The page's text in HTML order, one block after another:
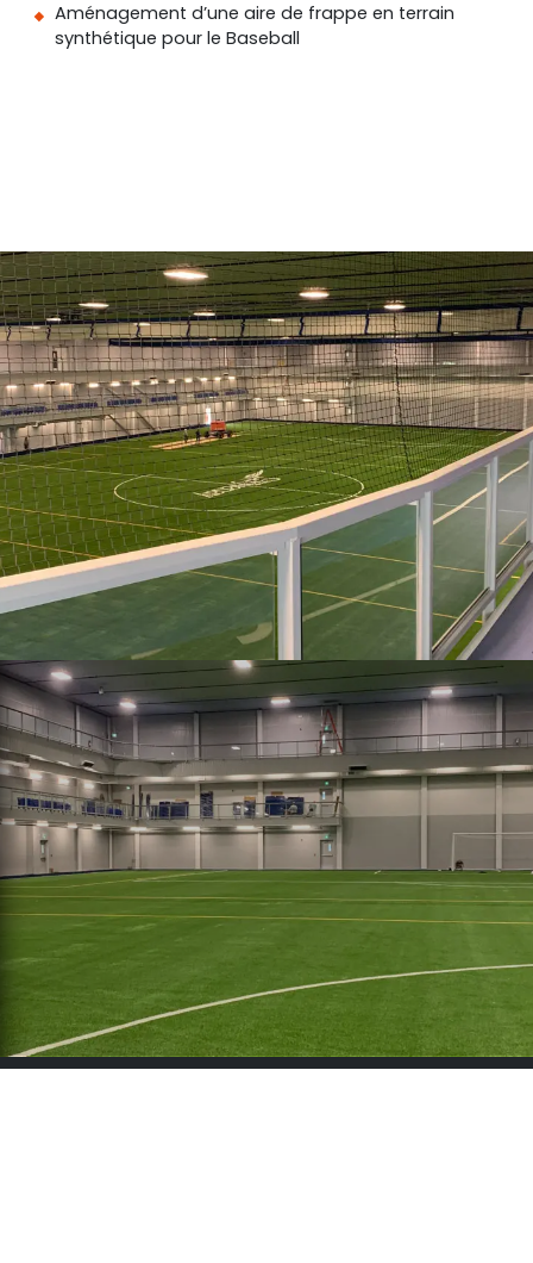
Aménagement d’une aire de frappe en terrain
synthétique pour le Baseball